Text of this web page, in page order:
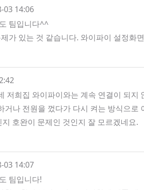
03 14:06
팀입니다^^
가 있는 것 같습니다. 와이파이 설정화
저희집 와이파이와는 계속 연결이 되
거나 전원을 껐다가 다시 켜는 방식으
호완이 문제인 것인지 잘 모르겠네요.
03 14:07
팀입니다!